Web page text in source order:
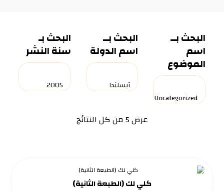
البحث بــ
اسم
الموضوع
البحث بــ
اسم الدولة
البحث بـ
سنة النشر
عرض ⁦5⁩ من كل النتائج
كلي لك (الطبعة الثانية)